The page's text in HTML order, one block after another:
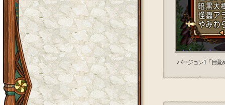
バージョン1「目覚